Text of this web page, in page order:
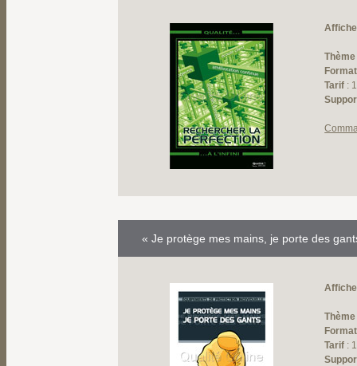
Thème
Format
Tarif :
« Je protège mes mains, je porte des
Thème
Format
Tarif :